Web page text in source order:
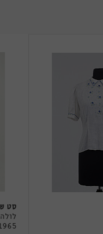
סט